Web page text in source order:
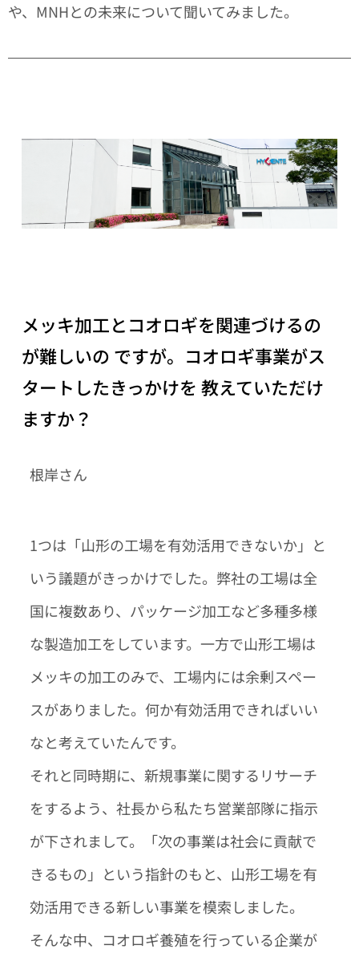
や、MNHとの未来について聞いてみました。
メッキ加工とコオロギを関連づけるの
が難しいの ですが。コオロギ事業がス
タートしたきっかけを 教えていただけ
ますか？
根岸さん
1つは「山形の工場を有効活用できないか」と
いう議題がきっかけでした。弊社の工場は全
国に複数あり、パッケージ加工など多種多様
な製造加工をしています。一方で山形工場は
メッキの加工のみで、工場内には余剰スペー
スがありました。何か有効活用できればいい
なと考えていたんです。
それと同時期に、新規事業に関するリサーチ
をするよう、社長から私たち営業部隊に指示
が下されまして。「次の事業は社会に貢献で
きるもの」という指針のもと、山形工場を有
効活用できる新しい事業を模索しました。
そんな中、コオロギ養殖を行っている企業が